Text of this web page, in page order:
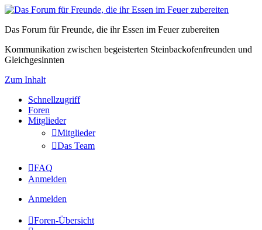
Das Forum für Freunde, die ihr Essen im Feuer zubereiten
Kommunikation zwischen begeisterten Steinbackofenfreunden und
Gleichgesinnten
Zum Inhalt
Schnellzugriff
Foren
Mitglieder
Mitglieder
Das Team
FAQ
Anmelden
Anmelden
Foren-Übersicht